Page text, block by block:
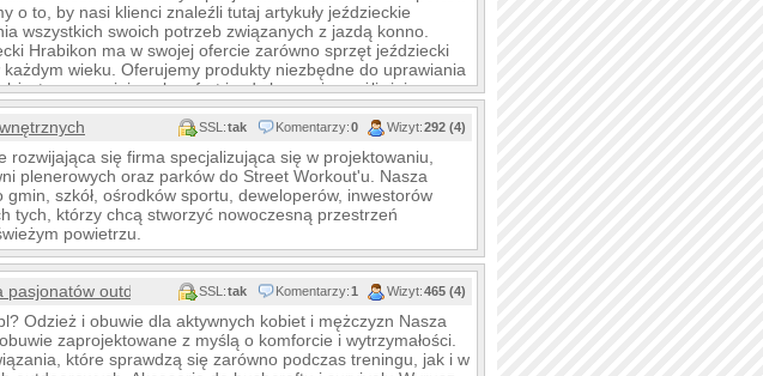
o to, by nasi klienci znaleźli tutaj artykuły jeździeckie
wszystkich swoich potrzeb związanych z jazdą konno.
Hrabikon ma w swojej ofercie zarówno sprzęt jeździecki
wieku. Oferujemy produkty niezbędne do uprawiania
te poprawiające komfort jazdy konno i umożliwiające
SSL:tak Komentarzy:0 Wizyt:292 (4)
rozwijająca się firma specjalizująca się w projektowaniu,
plenerowych oraz parków do Street Workout'u. Nasza
szkół, ośrodków sportu, deweloperów, inwestorów
tych, którzy chcą stworzyć nowoczesną przestrzeń
powietrzu.
outdooru SSL:tak Komentarzy:1 Wizyt:465 (4)
Odzież i obuwie dla aktywnych kobiet i mężczyzn Nasza
zaprojektowane z myślą o komforcie i wytrzymałości.
które sprawdzą się zarówno podczas treningu, jak i w